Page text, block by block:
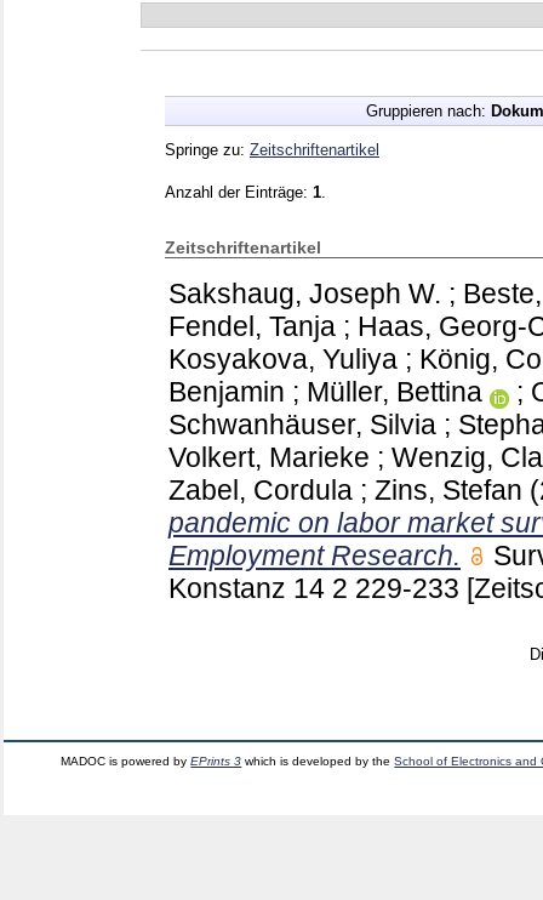
Gruppieren nach:
Springe zu: Zeitschriftenartikel
Anzahl der Einträge: 1
Zeitschriftenartikel
Sakshaug, Joseph W. ;
Fendel, Tanja ; Haas, Georg-
Kosyakova, Yuliya ; König,
Benjamin ; Müller, Bettina ;
Schwanhäuser, Silvia ;
Volkert, Marieke ; Wenzig,
Zabel, Cordula ; Zins, Stefan
pandemic on labor market
Employment Research.
Konstanz 14 2 229-233
MADOC is powered byEPrints 3 which is developed by theSchool of Electronics and